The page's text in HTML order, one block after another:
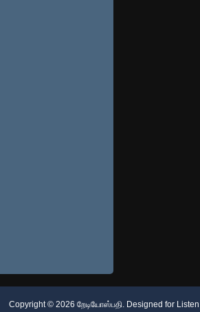
Copyright © 2026 றேடியோஸ்பதி. Designed for